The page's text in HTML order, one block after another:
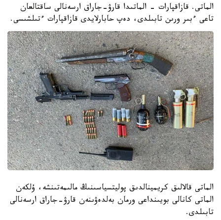
الماتى. قازاقپارات - الماتىدا قارۋ-جاراق ارسەنالى ساقتالعان
تاعى ءبىر ورىن تابىلدى، دەپ حابارلايدى قازاقپارات ءتىلشىسى.
الماتى قالالىق كريمينالدىق پوليتسياسىنىڭ مالىمەتىنشە، ۇلكەن
الماتى كانالى بويىنداعى ورمان بەلدەۋىنەن قارۋ-جاراق ارسەنالى
تابىلدى.